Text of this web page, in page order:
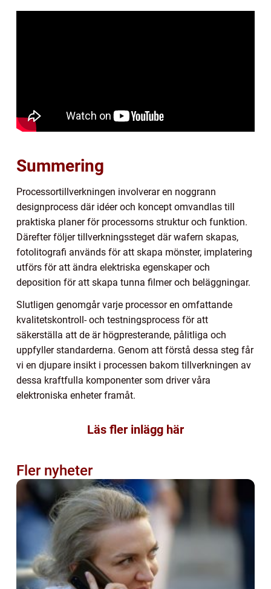
Summering
Processortillverkningen involverar en noggrann
designprocess där idéer och koncept omvandlas till
praktiska planer för processorns struktur och funktion.
Därefter följer tillverkningssteget där wafern skapas,
fotolitografi används för att skapa mönster, implatering
utförs för att ändra elektriska egenskaper och
deposition för att skapa tunna filmer och beläggningar.
Slutligen genomgår varje processor en omfattande
kvalitetskontroll- och testningsprocess för att
säkerställa att de är högpresterande, pålitliga och
uppfyller standarderna. Genom att förstå dessa steg får
vi en djupare insikt i processen bakom tillverkningen av
dessa kraftfulla komponenter som driver våra
elektroniska enheter framåt.
Läs fler inlägg här
Fler nyheter